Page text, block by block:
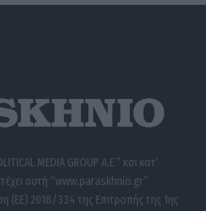
MEDIA GROUP A.E.” και κατ’
αυτή “www.paraskhnio.gr”
(ΕΕ) 2018/334 της Επιτροπής της 1ης